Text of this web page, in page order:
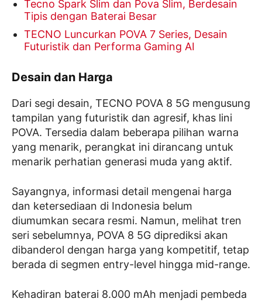
Tecno Spark Slim dan Pova Slim, Berdesain
Tipis dengan Baterai Besar
TECNO Luncurkan POVA 7 Series, Desain
Futuristik dan Performa Gaming AI
Desain dan Harga
Dari segi desain, TECNO POVA 8 5G mengusung
tampilan yang futuristik dan agresif, khas lini
POVA. Tersedia dalam beberapa pilihan warna
yang menarik, perangkat ini dirancang untuk
menarik perhatian generasi muda yang aktif.
Sayangnya, informasi detail mengenai harga
dan ketersediaan di Indonesia belum
diumumkan secara resmi. Namun, melihat tren
seri sebelumnya, POVA 8 5G diprediksi akan
dibanderol dengan harga yang kompetitif, tetap
berada di segmen entry-level hingga mid-range.
Kehadiran baterai 8.000 mAh menjadi pembeda